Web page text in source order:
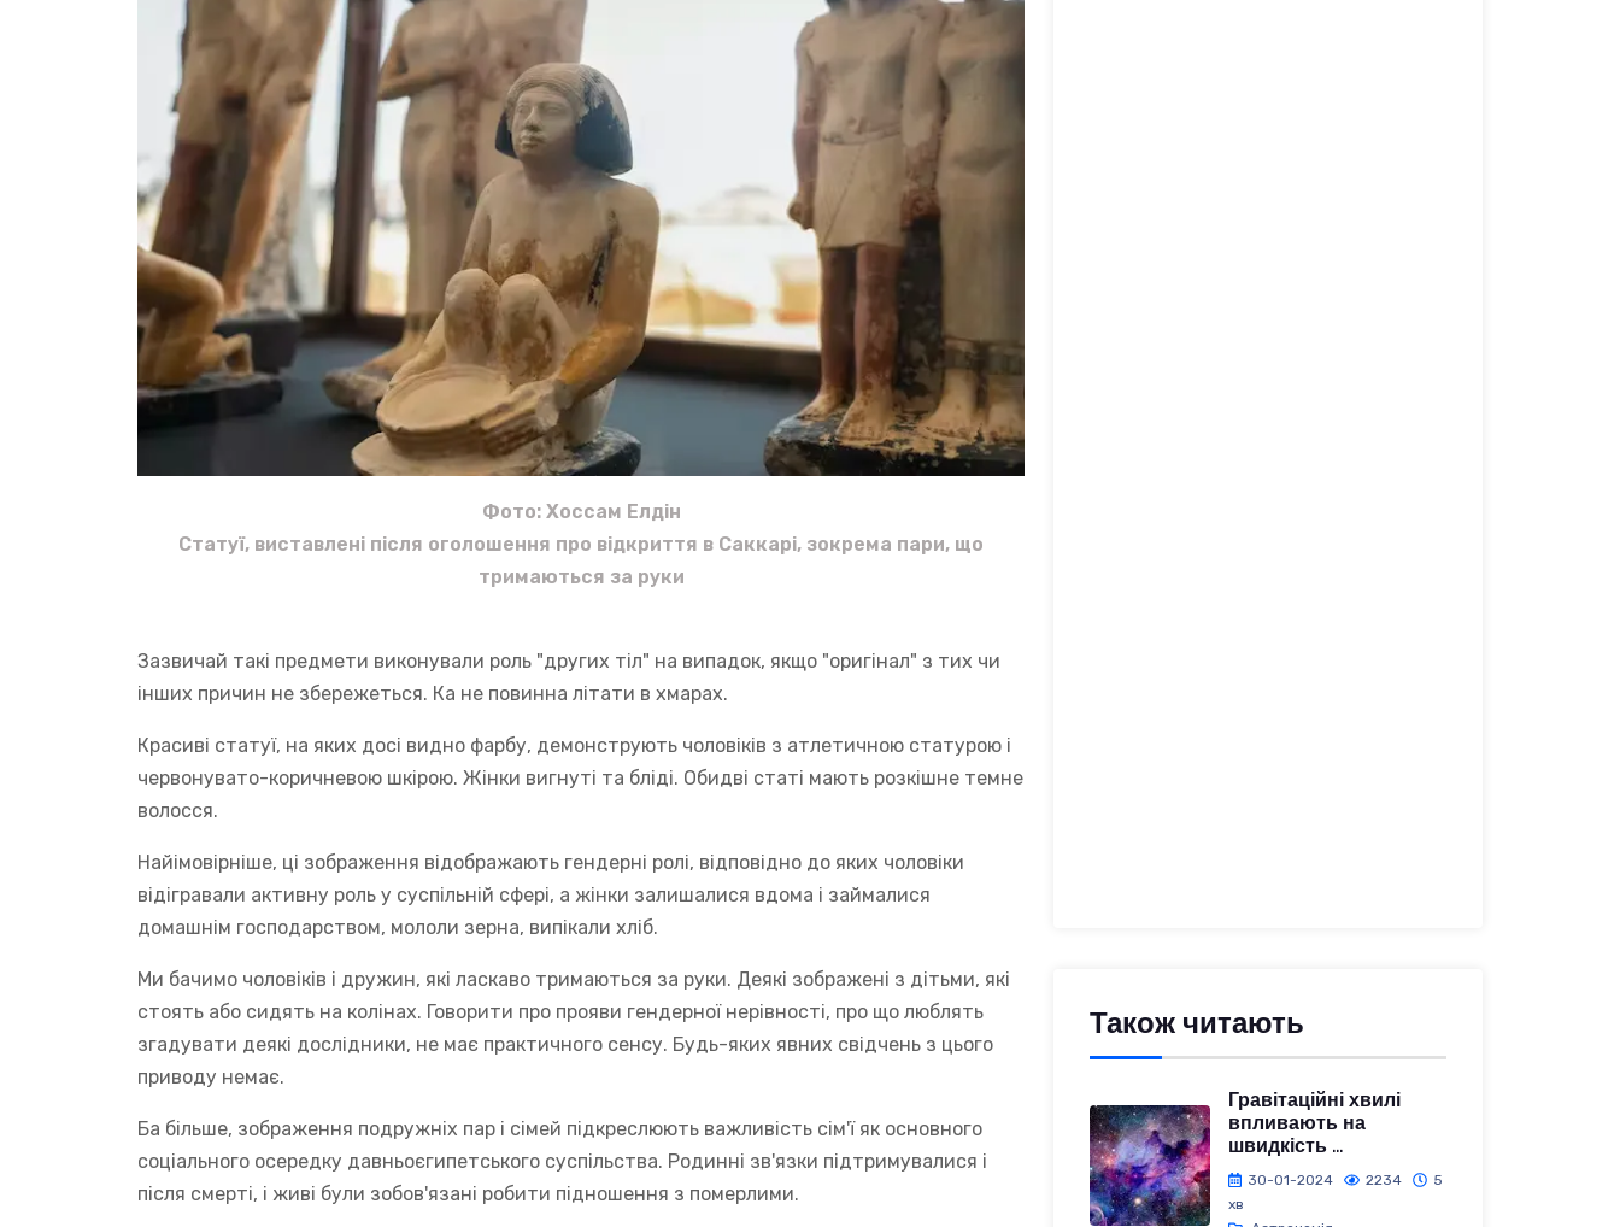
Фото: Хоссам Елдін
Статуї, виставлені після оголошення про відкриття в Саккарі, зокрема пари, що
тримаються за руки
Зазвичай такі предмети виконували роль "других тіл" на випадок, якщо "оригінал" з тих чи
інших причин не збережеться. Ка не повинна літати в хмарах.
Красиві статуї, на яких досі видно фарбу, демонструють чоловіків з атлетичною статурою і
червонувато-коричневою шкірою. Жінки вигнуті та бліді. Обидві статі мають розкішне темне
волосся.
Найімовірніше, ці зображення відображають гендерні ролі, відповідно до яких чоловіки
відігравали активну роль у суспільній сфері, а жінки залишалися вдома і займалися
домашнім господарством, мололи зерна, випікали хліб.
Ми бачимо чоловіків і дружин, які ласкаво тримаються за руки. Деякі зображені з дітьми, які
стоять або сидять на колінах. Говорити про прояви гендерної нерівності, про що люблять
згадувати деякі дослідники, не має практичного сенсу. Будь-яких явних свідчень з цього
приводу немає.
Ба більше, зображення подружніх пар і сімей підкреслюють важливість сім'ї як основного
соціального осередку давньоєгипетського суспільства. Родинні зв'язки підтримувалися і
після смерті, і живі були зобов'язані робити підношення з померлими.
Також читають
Гравітаційні хвилі
впливають на
швидкість ...
30-01-2024 2234
5
хв